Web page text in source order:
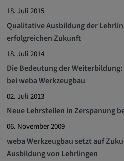
18. Juli 2015
Qualitative Ausbildung der
erfolgreichen Zukunft
18. Juli 2014
Die Bedeutung der
bei weba Werkzeugbau
02. Juli 2013
Neue Lehrstellen in Zerspanung
06. November 2009
weba Werkzeugbau setzt auf
Ausbildung von Lehrlingen
Statistik Cookies
Informationen über
Diese Informationen
Verhalten unserer
Webseite besser zu
Name:
_pk_id.*, _pk_ses.*
Anbieter:
Google LLC